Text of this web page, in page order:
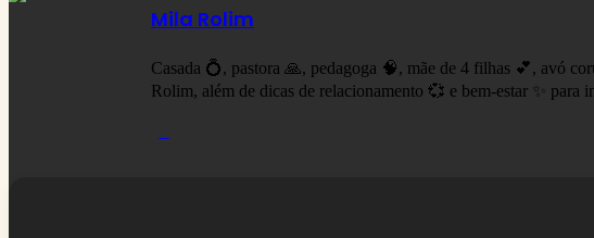
Mila Rolim
Casada 💍, pastora 🙏, pedagoga 🧠, mãe de 4 filhas 💕, avó
Rolim, além de dicas de relacionamento 💞 e bem-estar ✨